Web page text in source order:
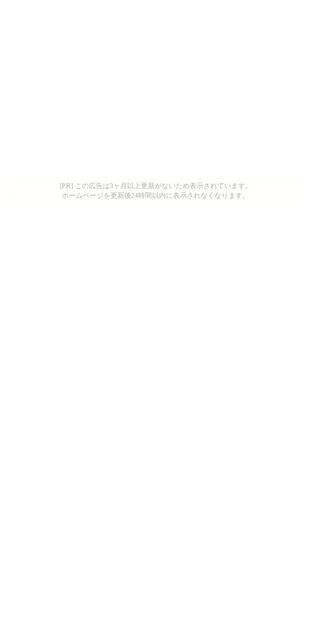
[PR] この広告は3ヶ月以上更新がないため表示されています。
ホームページを更新後24時間以内に表示されなくなります。